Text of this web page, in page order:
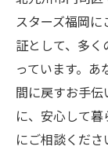
スターズ福岡
証として、多
っています。
間に戻すお手
に、安心して
にご相談くださ